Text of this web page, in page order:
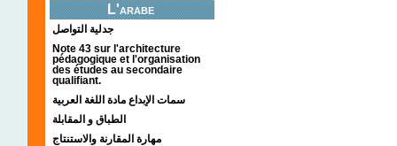
L'arabe
جدلية التواصل
Note 43 sur l'architecture
pédagogique et l'organisation
des études au secondaire
qualifiant.
سمات الإبداع مادة اللغة العربية
الطباق و المقابلة
مهارة المقارنة والاستنتاج